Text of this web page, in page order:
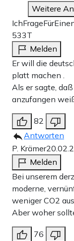
Weitere
533T
Melden
Er will die
platt machen .
Als er sagte,
anzufangen
82
Antworten
P. Krämer
Melden
Bei unserem
moderne,
weniger CO2
Aber woher
76